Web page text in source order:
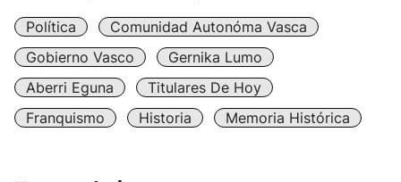
Política
Comunidad Autonóma Vasca
Gobierno Vasco
Gernika Lumo
Aberri Eguna
Titulares De Hoy
Franquismo
Historia Memoria Histórica